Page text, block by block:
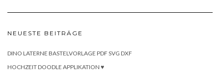
NEUESTE BEITRÄGE
DINO LATERNE BASTELVORLAGE PDF SVG DXF
HOCHZEIT DOODLE APPLIKATION ♥